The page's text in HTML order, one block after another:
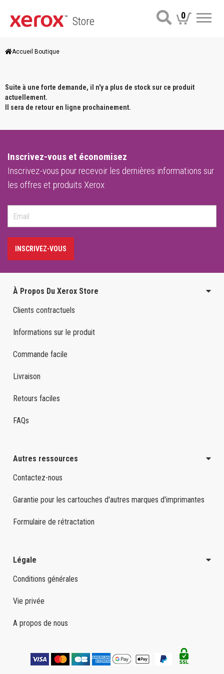
Store 0
Accueil Boutique
Suite à une forte demande, il n'y a plus de stock sur ce produit
actuellement.
Il sera de retour en ligne prochainement.
Inscrivez-vous et économisez
Inscrivez-vous pour recevoir les dernières informations sur
les offres et produits Xerox
INSCRIVEZ-VOUS
À Propos Du Xerox Store
Clients contractuels
Informations sur le produit
Commande facile
Livraison
Retours faciles
FAQs
Autres ressources
Contactez-nous
Garantie pour les cartouches d'autres marques d'imprimantes
Formulaire de rétractation
Légale
Conditions générales
Vie privée
A propos de nous